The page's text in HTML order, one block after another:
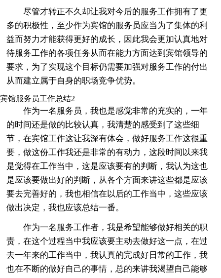
尽管才转正不久却让我对今后的服务工作拥有了更
多的积极性，至少作为宾馆的服务员应当为了集体的利
益而努力才能获得更好的成长，因此我会更加认真地对
待服务工作的各项任务从而在能力方面达到宾馆领导的
要求，为了实现这个目标仍需要加强对服务工作的付出
从而建立属于自身的职场竞争优势。
宾馆服务员工作总结2
作为一名服务员，我也是感觉非常的充实的，一年
的时间还是做的比较认真，我清楚的感受到了这些细
节，在宾馆工作这让我深有体会，做好服务工作这很重
要，做这份工作我还是非常的有动力，这段时间以来我
是觉得在工作当中，这是应该要有的判断，我认为这也
是应该要做出好的判断，从各个方面来讲这些都是应该
要去完善好的，我也相信在以后的工作当中，这些应该
做出决定，我也应该总结一番。
作为一名服务工作者，我是希望能够做好相关的职
责，在这个过程当中我应该要主动去做好这一点，在过
去一年来的工作当中，我认真的完成好日常的工作，我
也在不断的做好自己的事情，总的来讲我渴望自己能够